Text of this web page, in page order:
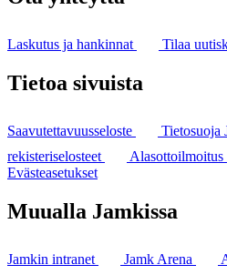
Laskutus ja hankinnat Tilaa
Tietoa sivuista
Saavutettavuusseloste Tietosuoja
rekisteriselosteet
Alasottoilmoitus
Evästeasetukset
Muualla Jamkissa
Jamkin intranet Jamk Arena